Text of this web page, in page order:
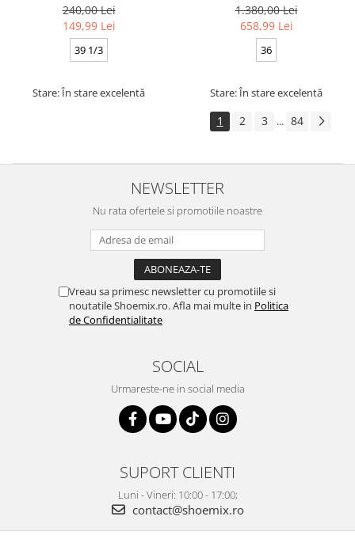
240,00 Lei
149,99 Lei
39 1/3
Stare: În stare excelentă
1.380,00 Lei
658,99 Lei
36
Stare: În stare excelentă
1 2 3 ... 84
NEWSLETTER
Nu rata ofertele si promotiile noastre
Vreau sa primesc newsletter cu promotiile si
noutatile Shoemix.ro. Afla mai multe in Politica
de Confidentialitate
SOCIAL
Urmareste-ne in social media
SUPORT CLIENTI
Luni - Vineri: 10:00 - 17:00;
contact@shoemix.ro